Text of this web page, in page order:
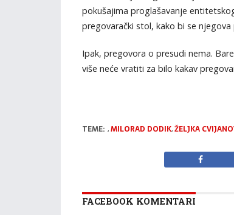
pokušajima proglašavanje
pregovarački stol, kako bi se
Ipak, pregovora o presudi nema.
više neće vratiti za bilo kakav
TEME: ,MILORAD DODIK,ŽELJKA
FACEBOOK KOMENTARI